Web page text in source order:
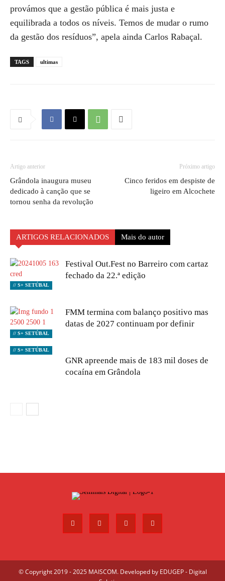
provámos que a gestão pública é mais justa e
equilibrada a todos os níveis. Temos de mudar o rumo
da gestão dos resíduos”, apela ainda Carlos Rabaçal.
TAGS ultimas
Artigo anterior
Grândola inaugura museu
dedicado à canção que se
tornou senha da revolução
Próximo artigo
Cinco feridos em despiste de
ligeiro em Alcochete
ARTIGOS RELACIONADOS Mais do autor
// S+ SETÚBAL
Festival Out.Fest no Barreiro com cartaz
fechado da 22.ª edição
// S+ SETÚBAL
FMM termina com balanço positivo mas
datas de 2027 continuam por definir
// S+ SETÚBAL
GNR apreende mais de 183 mil doses de
cocaína em Grândola
© Copyright 2019 - 2025 MAISCOM. Developed by EDUGEP - Digital